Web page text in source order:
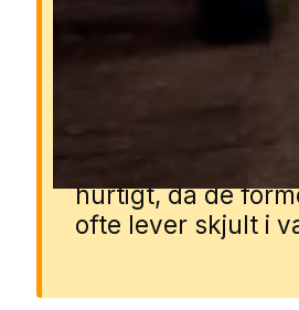
Mus kan sprede
gennem deres
pels. De gnaver i
kortslutninger,
skader. Et
hurtigt, da de
ofte lever skjult i